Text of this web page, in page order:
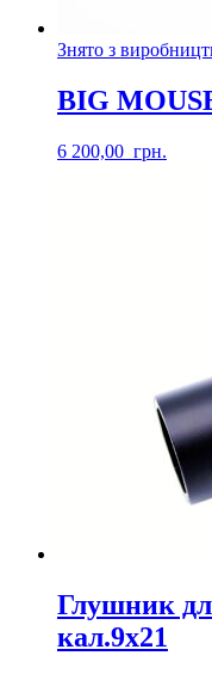
Знято з
BIG
6 200,00 грн.
Глушник
кал.9х21